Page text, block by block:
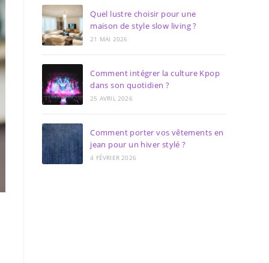
Quel lustre choisir pour une
maison de style slow living ?
21 MAI 2026
Comment intégrer la culture Kpop
dans son quotidien ?
25 AVRIL 2026
Comment porter vos vêtements en
jean pour un hiver stylé ?
4 FÉVRIER 2026